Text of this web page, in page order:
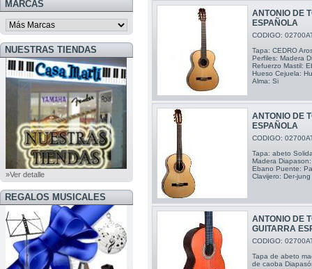
MARCAS
NUESTRAS TIENDAS
»Ver detalle
REGALOS MUSICALES
ANTONIO DE
ESPAÑOLA
CODIGO:
Tapa: CEDRO
Perfiles: Madera
Refuerzo Mastil:
Hueso Cejuela:
Alma: Si
ANTONIO DE
ESPAÑOLA
CODIGO:
Tapa: abeto
Madera
Ebano Puente:
Clavijero: Der-
ANTONIO DE
GUITARRA
CODIGO:
Tapa de abeto
de caoba